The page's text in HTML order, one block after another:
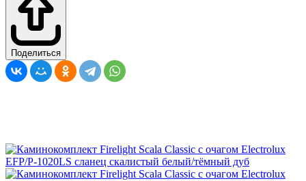
Поделиться